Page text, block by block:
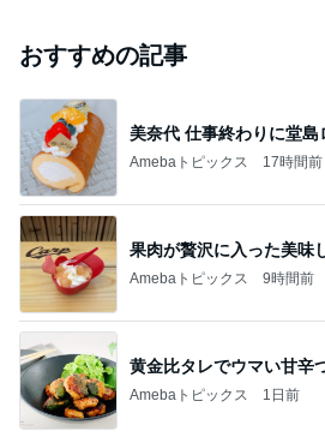
おすすめの記事
美奈代 仕事終わりに堂島
Amebaトピックス 17時間前
果肉が贅沢に入った美味
Amebaトピックス 9時間前
黄金比タレでウマい甘辛
Amebaトピックス 1日前